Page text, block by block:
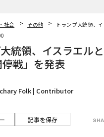
社会 その他
トランプ大統領、
統領、イスラエル
停戦」を発表
Folk | Contributor
記事を保存